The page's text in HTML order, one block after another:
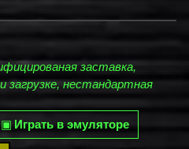
заставка,
загрузке, нестандартная
▣ Играть в эмуляторе